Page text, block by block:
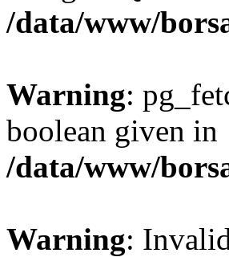
/data/www/
Warning:
boolean given in
/data/www/
Warning: